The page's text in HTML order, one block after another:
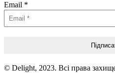
Email *
© Delight, 2023. Всі права